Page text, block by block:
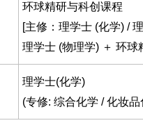
环球精研与科创课程
[主修：理学士 (化学) /
理学士 (物理学) ＋ 环球
理学士(化学)
(专修: 综合化学 / 化妆